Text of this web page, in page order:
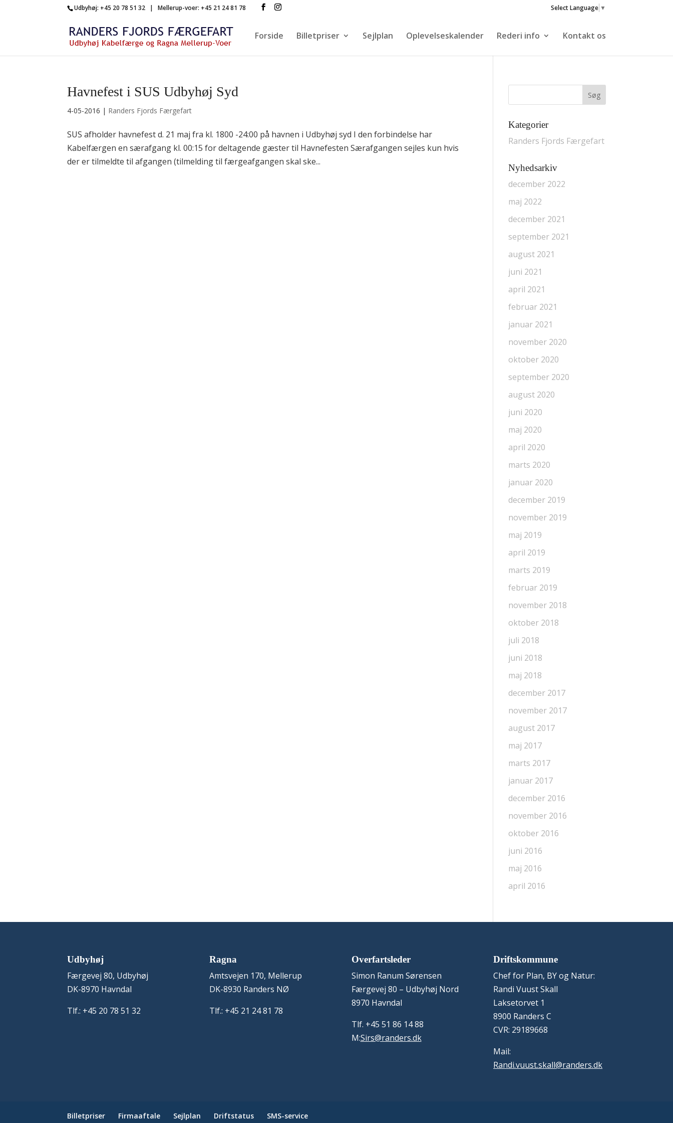
Udbyhøj: +45 20 78 51 32 | Mellerup-voer: +45 21 24 81 78 Select Language ▼
Forside Billetpriser Sejlplan Oplevelseskalender Rederi info Kontakt os
Havnefest i SUS Udbyhøj Syd
4-05-2016 | Randers Fjords Færgefart
SUS afholder havnefest d. 21 maj fra kl. 1800 -24:00 på havnen i Udbyhøj syd I den forbindelse har
Kabelfærgen en særafgang kl. 00:15 for deltagende gæster til Havnefesten Særafgangen sejles kun hvis
der er tilmeldte til afgangen (tilmelding til færgeafgangen skal ske...
Kategorier
Randers Fjords Færgefart
Nyhedsarkiv
december 2022
maj 2022
december 2021
september 2021
august 2021
juni 2021
april 2021
februar 2021
januar 2021
november 2020
oktober 2020
september 2020
august 2020
juni 2020
maj 2020
april 2020
marts 2020
januar 2020
december 2019
november 2019
maj 2019
april 2019
marts 2019
februar 2019
november 2018
oktober 2018
juli 2018
juni 2018
maj 2018
december 2017
november 2017
august 2017
maj 2017
marts 2017
januar 2017
december 2016
november 2016
oktober 2016
juni 2016
maj 2016
april 2016
Udbyhøj
Færgevej 80, Udbyhøj
DK-8970 Havndal
Tlf.: +45 20 78 51 32
Ragna
Amtsvejen 170, Mellerup
DK-8930 Randers NØ
Tlf.: +45 21 24 81 78
Overfartsleder
Simon Ranum Sørensen
Færgevej 80 – Udbyhøj Nord
8970 Havndal
Tlf. +45 51 86 14 88
M:Sirs@randers.dk
Driftskommune
Chef for Plan, BY og Natur:
Randi Vuust Skall
Laksetorvet 1
8900 Randers C
CVR: 29189668
Mail:
Randi.vuust.skall@randers.dk
Billetpriser Firmaaftale Sejlplan Driftstatus SMS-service